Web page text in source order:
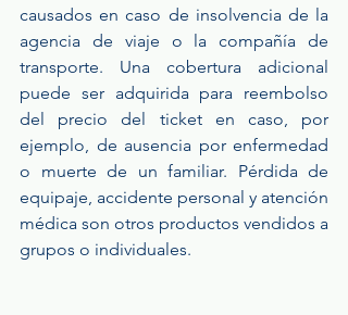
causados en caso de insolvencia de la
agencia de viaje o la compañía de
transporte. Una cobertura adicional
puede ser adquirida para reembolso
del precio del ticket en caso, por
ejemplo, de ausencia por enfermedad
o muerte de un familiar. Pérdida de
equipaje, accidente personal y atención
médica son otros productos vendidos a
grupos o individuales.